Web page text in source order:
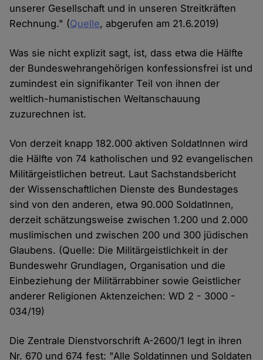
unserer Gesellschaft und in unseren Streitkräften
Rechnung." (Quelle, abgerufen am 21.6.2019)
Was sie nicht explizit sagt, ist, dass etwa die Hälfte
der Bundeswehrangehörigen konfessionsfrei ist und
zumindest ein signifikanter Teil von ihnen der
weltlich-humanistischen Weltanschauung
zuzurechnen ist.
Von derzeit knapp 182.000 aktiven SoldatInnen wird
die Hälfte von 74 katholischen und 92 evangelischen
Militärgeistlichen betreut. Laut Sachstandsbericht
der Wissenschaftlichen Dienste des Bundestages
sind von den anderen, etwa 90.000 SoldatInnen,
derzeit schätzungsweise zwischen 1.200 und 2.000
muslimischen und zwischen 200 und 300 jüdischen
Glaubens. (Quelle: Die Militärgeistlichkeit in der
Bundeswehr Grundlagen, Organisation und die
Einbeziehung der Militärrabbiner sowie Geistlicher
anderer Religionen Aktenzeichen: WD 2 - 3000 -
034/19)
Die Zentrale Dienstvorschrift A-2600/1 legt in ihren
Nr. 670 und 674 fest: "Alle Soldatinnen und Soldaten